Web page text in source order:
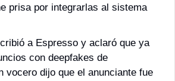
prisa por integrarlas al sistema
a Espresso y aclaró que ya
con deepfakes de
vocero dijo que el anunciante fue